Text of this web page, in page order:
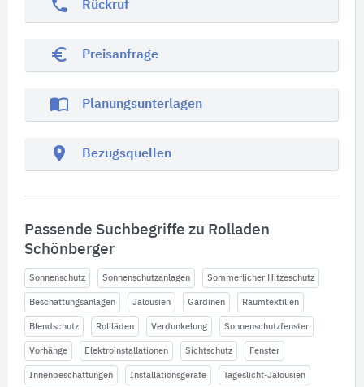
phone Rückruf
euro_symbol Preisanfrage
import_contacts Planungsunterlagen
location_on Bezugsquellen
Passende Suchbegriffe zu Rolladen
Schönberger
Sonnenschutz Sonnenschutzanlagen Sommerlicher Hitzeschutz
Beschattungsanlagen Jalousien Gardinen Raumtextilien
Blendschutz Rollläden Verdunkelung Sonnenschutzfenster
Vorhänge Elektroinstallationen Sichtschutz Fenster
Innenbeschattungen Installationsgeräte Tageslicht-Jalousien